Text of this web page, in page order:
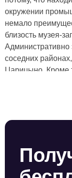
окружении
немало
близость музея-
Административно
соседних
Царицыно. Кроме
работников
под программу
несколько
комплексов,